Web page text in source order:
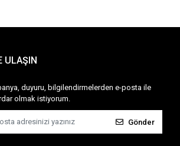
ULAŞIN
duyuru, bilgilendirmelerden e-posta ile
olmak istiyorum.
Gönder